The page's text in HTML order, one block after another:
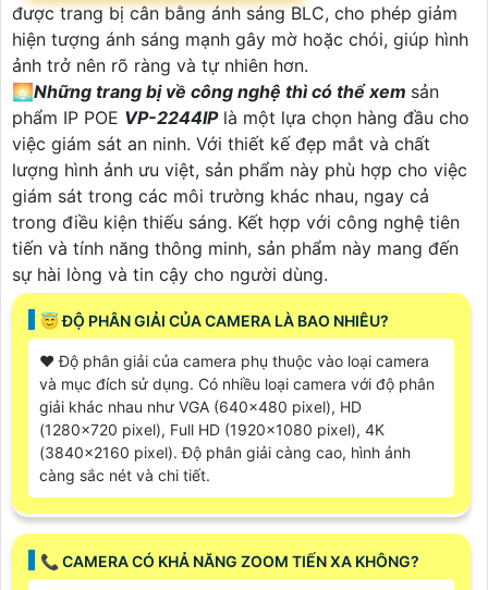
được trang bị cân bằng ánh sáng BLC, cho phép giảm
hiện tượng ánh sáng mạnh gây mờ hoặc chói, giúp hình
ảnh trở nên rõ ràng và tự nhiên hơn.
🌅Những trang bị về công nghệ thì có thể xem sản
phẩm IP POE VP-2244IPlà một lựa chọn hàng đầu cho
việc giám sát an ninh. Với thiết kế đẹp mắt và chất
lượng hình ảnh ưu việt, sản phẩm này phù hợp cho việc
giám sát trong các môi trường khác nhau, ngay cả
trong điều kiện thiếu sáng. Kết hợp với công nghệ tiên
tiến và tính năng thông minh, sản phẩm này mang đến
sự hài lòng và tin cậy cho người dùng.
😇 ĐỘ PHÂN GIẢI CỦA CAMERA LÀ BAO NHIÊU?
♥️ Độ phân giải của camera phụ thuộc vào loại camera
và mục đích sử dụng. Có nhiều loại camera với độ phân
giải khác nhau như VGA (640x480 pixel), HD
(1280x720 pixel), Full HD (1920x1080 pixel), 4K
(3840x2160 pixel). Độ phân giải càng cao, hình ảnh
càng sắc nét và chi tiết.
📞 CAMERA CÓ KHẢ NĂNG ZOOM TIẾN XA KHÔNG?